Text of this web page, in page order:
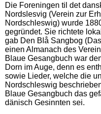
Die Foreningen til det
Nordslesvig (Verein zur
Nordschleswig) wurde
gegründet. Sie richtete
gab Den Blå Sangbog
einen Almanach des
Blaue Gesangbuch war
Dorn im Auge, denn es
sowie Lieder, welche die
Nordschleswig
Blaue Gesangbuch das
dänisch Gesinnten sei.